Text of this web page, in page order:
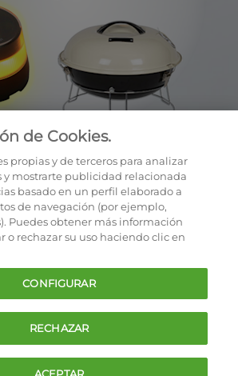
Cookies
de privacidad
y condiciones de la oferta
Contacto
FAQ
de Cookies.
propias y de terceros para analizar
y mostrarte publicidad relacionada
basado en un perfil elaborado a
de navegación (por ejemplo,
Puedes obtener más información
o rechazar su uso haciendo clic en
CONFIGURAR
RECHAZAR